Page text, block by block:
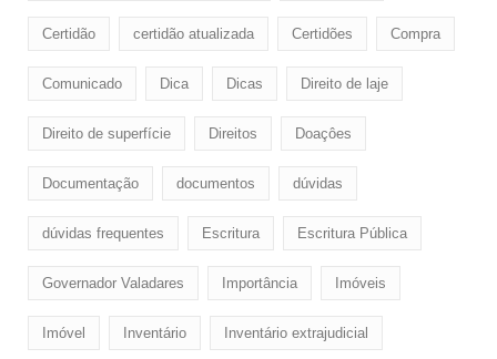
Certidão certidão atualizada Certidões Compra
Comunicado Dica Dicas Direito de laje
Direito de superfície Direitos Doaçôes
Documentação documentos dúvidas
dúvidas frequentes Escritura Escritura Pública
Governador Valadares Importância Imóveis
Imóvel Inventário Inventário extrajudicial